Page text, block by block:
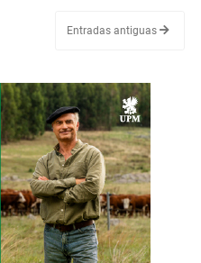
Entradas antiguas